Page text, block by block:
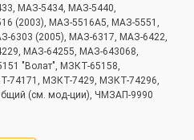
МАЗ-5434, МАЗ-5440,
(2003), МАЗ-5516А5, МАЗ-5551,
6303 (2005), МАЗ-6317, МАЗ-6422,
МАЗ-64255, МАЗ-643068,
"Волат", МЗКТ-65158,
74171, МЗКТ-7429, МЗКТ-74296,
(см. мод-ции), ЧМЗАП-9990